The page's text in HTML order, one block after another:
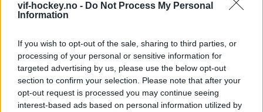
vif-hockey.no - Do Not Process My Personal
Information
If you wish to opt-out of the sale, sharing to third parties, or
processing of your personal or sensitive information for
targeted advertising by us, please use the below opt-out
section to confirm your selection. Please note that after your
opt-out request is processed you may continue seeing
interest-based ads based on personal information utilized by